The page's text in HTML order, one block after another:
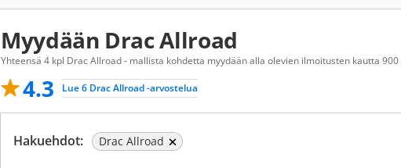
Myydään Drac Allroad
Yhteensä 4 kpl Drac Allroad - mallista kohdetta myydään alla olevien ilmoitusten kautta 900
4.3 Lue 6 Drac Allroad -arvostelua
Hakuehdot: Drac Allroad